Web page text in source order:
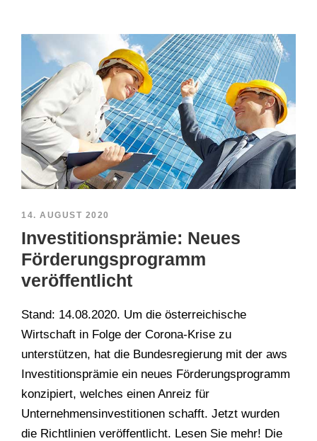
14. AUGUST 2020
Investitionsprämie: Neues
Förderungsprogramm
veröffentlicht
Stand: 14.08.2020. Um die österreichische
Wirtschaft in Folge der Corona-Krise zu
unterstützen, hat die Bundesregierung mit der aws
Investitionsprämie ein neues Förderungsprogramm
konzipiert, welches einen Anreiz für
Unternehmensinvestitionen schafft. Jetzt wurden
die Richtlinien veröffentlicht. Lesen Sie mehr! Die